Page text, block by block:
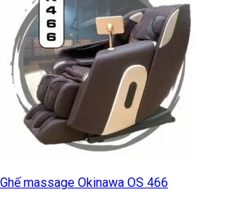
Ghế massage Okinawa OS 466